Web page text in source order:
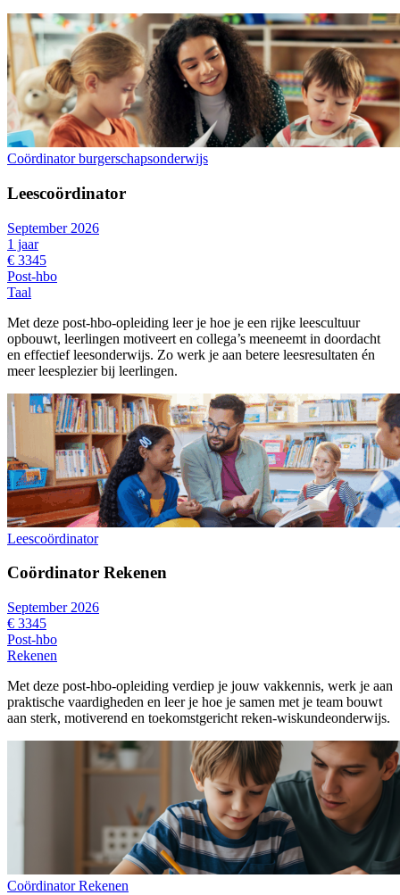
Coördinator burgerschapsonderwijs
Leescoördinator
September 2026
1 jaar
€ 3345
Post-hbo
Taal
Met deze post-hbo-opleiding leer je hoe je een rijke leescultuur
opbouwt, leerlingen motiveert en collega’s meeneemt in doordacht
en effectief leesonderwijs. Zo werk je aan betere leesresultaten én
meer leesplezier bij leerlingen.
Leescoördinator
Coördinator Rekenen
September 2026
€ 3345
Post-hbo
Rekenen
Met deze post-hbo-opleiding verdiep je jouw vakkennis, werk je aan
praktische vaardigheden en leer je hoe je samen met je team bouwt
aan sterk, motiverend en toekomstgericht reken-wiskundeonderwijs.
Coördinator Rekenen